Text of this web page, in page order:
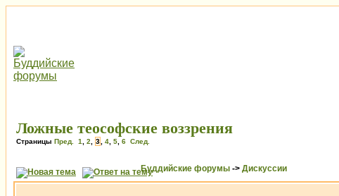
Ложные теософские воззрения
Страницы Пред. 1 2 3 4 5 6 След.
Буддийские форумы -> Дискуссии